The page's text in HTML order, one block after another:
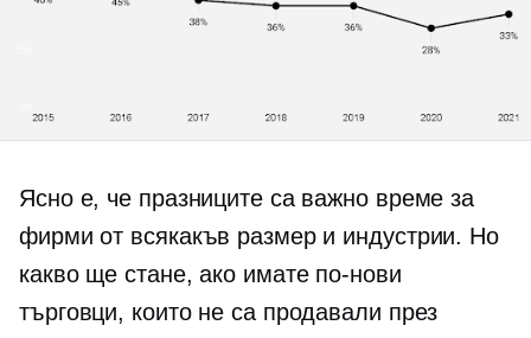
Ясно е, че празниците са важно време за
фирми от всякакъв размер и индустрии. Но
какво ще стане, ако имате по-нови
търговци, които не са продавали през